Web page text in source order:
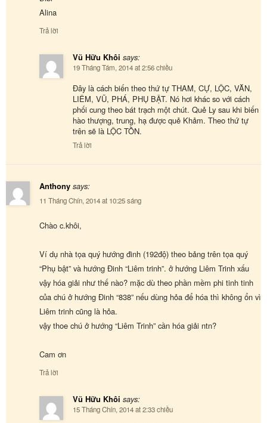
Alina
Trả lời
Vũ Hữu Khôi says:
19 Tháng Tám, 2014 at 2:56 chiều
Đây là cách biến theo thứ tự THAM, CỰ, LỘC, VĂN,
LIÊM, VŨ, PHÁ, PHỤ BẬT. Nó hơi khác so với cách
phối cung theo bát trạch một chút. Quẻ Ly sau khi biến
hào thượng, trung, hạ được quẻ Khảm. Theo thứ tự
trên sẽ là LỘC TỒN.
Trả lời
Anthony says:
11 Tháng Chín, 2014 at 10:25 sáng
Chào c.khôi,
Ví dụ nhà tọa quý hướng đinh (192độ) theo bảng trên tọa quý
“Phụ bật” và hướng Đinh “Liêm trinh”. ở hướng Liêm Trinh xấu
vậy hóa giải như thế nào? mặc dù theo phần mềm phi tinh tinh
của chú ở hướng Đinh “838” nếu dùng hỏa để hóa thì không ổn vì
Liêm trinh cũng là hỏa.
vậy thoe chú ở hướng “Liêm Trinh” cần hóa giải ntn?
Cam ơn
Trả lời
Vũ Hữu Khôi says:
15 Tháng Chín, 2014 at 2:33 chiều